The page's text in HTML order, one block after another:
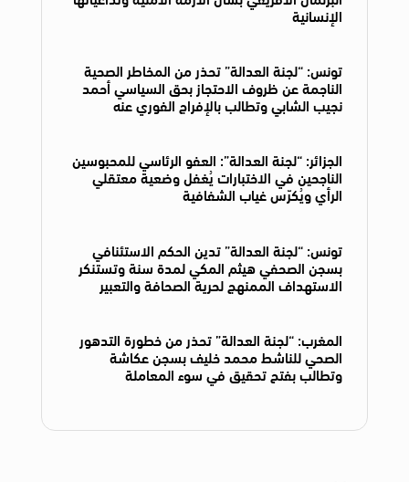
الإنسانية
تونس: “لجنة العدالة” تحذر من المخاطر الصحية
الناجمة عن ظروف الاحتجاز بحق السياسي أحمد
نجيب الشابي وتطالب بالإفراج الفوري عنه
الجزائر: “لجنة العدالة”: العفو الرئاسي للمحبوسين
الناجحين في الاختبارات يُغفل وضعية معتقلي
الرأي ويُكرّس غياب الشفافية
تونس: “لجنة العدالة” تدين الحكم الاستئنافي
بسجن الصحفي هيثم المكي لمدة سنة وتستنكر
الاستهداف الممنهج لحرية الصحافة والتعبير
المغرب: “لجنة العدالة” تحذر من خطورة التدهور
الصحي للناشط محمد خليف بسجن عكاشة
وتطالب بفتح تحقيق في سوء المعاملة